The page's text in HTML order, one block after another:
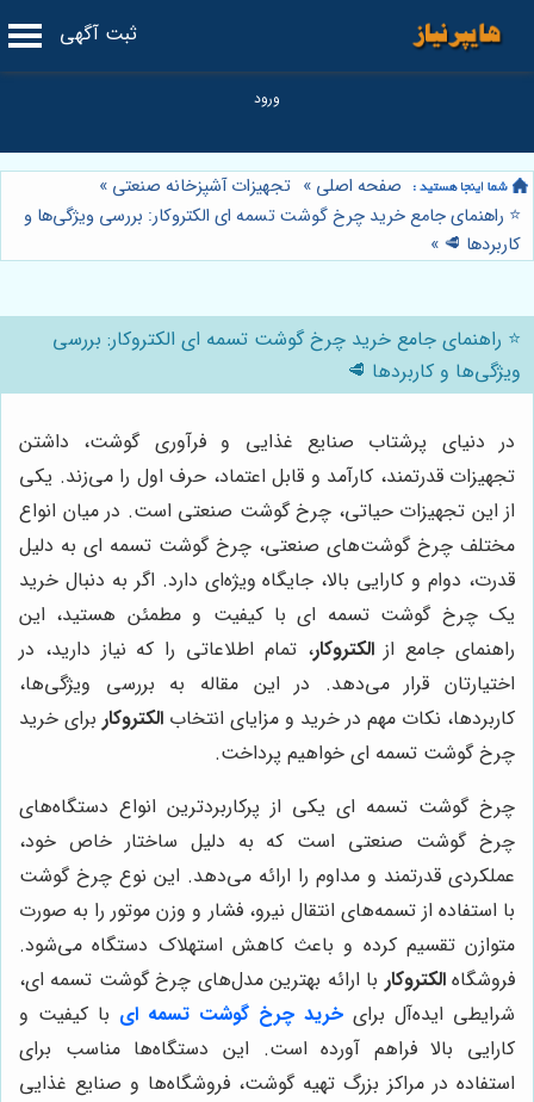
ثبت آگهی
صفحه اصلی » تجهیزات آشپزخانه صنعتی »
⭐️ راهنمای جامع خرید چرخ گوشت تسمه ای الکتروکار: بررسی ویژگی‌ها و
کاربردها 🥩 »
⭐️ راهنمای جامع خرید چرخ گوشت تسمه ای الکتروکار: بررسی
ویژگی‌ها و کاربردها 🥩
در دنیای پرشتاب صنایع غذایی و فرآوری گوشت، داشتن
تجهیزات قدرتمند، کارآمد و قابل اعتماد، حرف اول را می‌زند. یکی
از این تجهیزات حیاتی، چرخ گوشت صنعتی است. در میان انواع
مختلف چرخ گوشت‌های صنعتی، چرخ گوشت تسمه ای به دلیل
قدرت، دوام و کارایی بالا، جایگاه ویژه‌ای دارد. اگر به دنبال خرید
یک چرخ گوشت تسمه ای با کیفیت و مطمئن هستید، این
راهنمای جامع ازالکتروکار، تمام اطلاعاتی را که نیاز دارید، در
اختیارتان قرار می‌دهد. در این مقاله به بررسی ویژگی‌ها،
کاربردها، نکات مهم در خرید و مزایای انتخاب الکتروکار برای خرید
چرخ گوشت تسمه ای خواهیم پرداخت.
چرخ گوشت تسمه ای یکی از پرکاربردترین انواع دستگاه‌های
چرخ گوشت صنعتی است که به دلیل ساختار خاص خود،
عملکردی قدرتمند و مداوم را ارائه می‌دهد. این نوع چرخ گوشت
با استفاده از تسمه‌های انتقال نیرو، فشار و وزن موتور را به صورت
متوازن تقسیم کرده و باعث کاهش استهلاک دستگاه می‌شود.
فروشگاهالکتروکار با ارائه بهترین مدل‌های چرخ گوشت تسمه ای،
شرایطی ایده‌آل برای خرید چرخ گوشت تسمه ای با کیفیت و
کارایی بالا فراهم آورده است. این دستگاه‌ها مناسب برای
استفاده در مراکز بزرگ تهیه گوشت، فروشگاه‌ها و صنایع غذایی